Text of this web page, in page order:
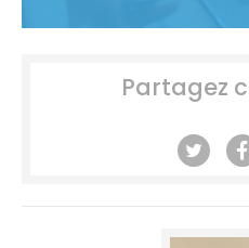
Partagez